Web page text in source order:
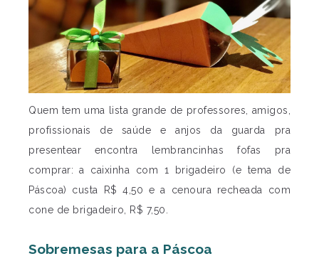
Quem tem uma lista grande de professores, amigos,
profissionais de saúde e anjos da guarda pra
presentear encontra lembrancinhas fofas pra
comprar: a caixinha com 1 brigadeiro (e tema de
Páscoa) custa R$ 4,50 e a cenoura recheada com
cone de brigadeiro, R$ 7,50.
Sobremesas para a Páscoa